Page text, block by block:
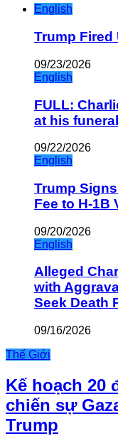
English
Trump Fired
09/23/2026
English
FULL:
at his funeral
09/22/2026
English
Trump
Fee to H-1B
09/20/2026
English
Alleged
with
Seek Death
09/16/2026
Thế Giới
Kế hoạch 20
chiến sự
Trump